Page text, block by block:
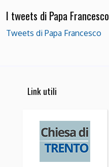
I tweets di Papa Francesco
Tweets di Papa Francesco
Link utili